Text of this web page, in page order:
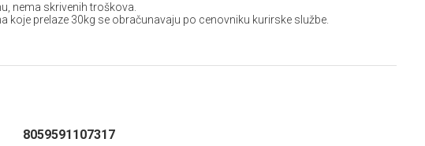
nema skrivenih troškova.
koje prelaze 30kg se obračunavaju po cenovniku kurirske službe.
8059591107317